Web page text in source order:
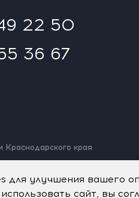
22 50
36 67
Краснодарского края
и нажмите Ctrl+Enter.
для улучшения вашего
использовать сайт, вы